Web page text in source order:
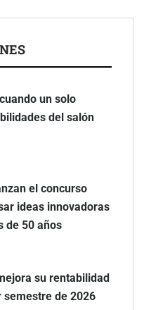
un solo
del salón
el concurso
ideas innovadoras
de 50 años
su rentabilidad
semestre de 2026